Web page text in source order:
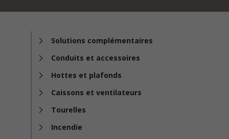
Solutions complémentaires
Conduits et accessoires
Hottes et plafonds
Caissons et ventilateurs
Tourelles
Incendie